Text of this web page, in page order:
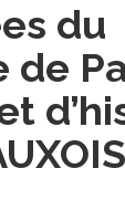
journées
du
de
Pays
du
Pays
du
de